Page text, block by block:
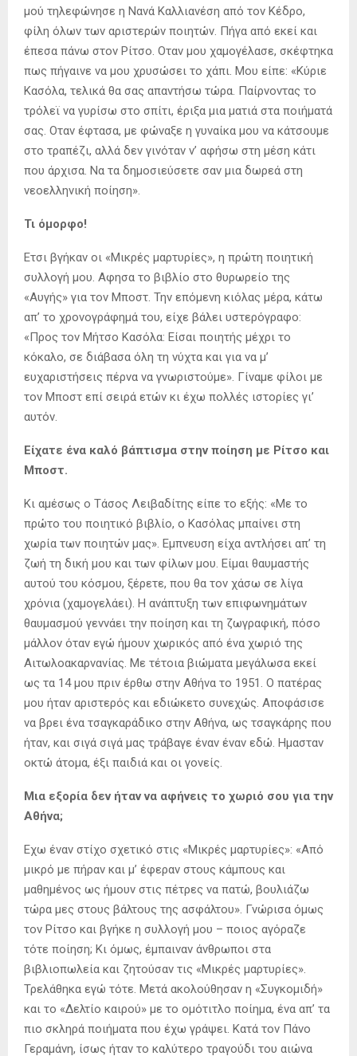
μού τηλεφώνησε η Νανά Καλλιανέση από τον Κέδρο,
φίλη όλων των αριστερών ποιητών. Πήγα από εκεί και
έπεσα πάνω στον Ρίτσο. Οταν μου χαμογέλασε, σκέφτηκα
πως πήγαινε να μου χρυσώσει το χάπι. Μου είπε: «Κύριε
Κασόλα, τελικά θα σας απαντήσω τώρα. Παίρνοντας το
τρόλεϊ να γυρίσω στο σπίτι, έριξα μια ματιά στα ποιήματά
σας. Οταν έφτασα, με φώναξε η γυναίκα μου να κάτσουμε
στο τραπέζι, αλλά δεν γινόταν ν’ αφήσω στη μέση κάτι
που άρχισα. Να τα δημοσιεύσετε σαν μια δωρεά στη
νεοελληνική ποίηση».
Τι όμορφο!
Ετσι βγήκαν οι «Μικρές μαρτυρίες», η πρώτη ποιητική
συλλογή μου. Αφησα το βιβλίο στο θυρωρείο της
«Αυγής» για τον Μποστ. Την επόμενη κιόλας μέρα, κάτω
απ’ το χρονογράφημά του, είχε βάλει υστερόγραφο:
«Προς τον Μήτσο Κασόλα: Είσαι ποιητής μέχρι το
κόκαλο, σε διάβασα όλη τη νύχτα και για να μ’
ευχαριστήσεις πέρνα να γνωριστούμε». Γίναμε φίλοι με
τον Μποστ επί σειρά ετών κι έχω πολλές ιστορίες γι’
αυτόν.
Είχατε ένα καλό βάπτισμα στην ποίηση με Ρίτσο και
Μποστ.
Κι αμέσως ο Τάσος Λειβαδίτης είπε το εξής: «Με το
πρώτο του ποιητικό βιβλίο, ο Κασόλας μπαίνει στη
χωρία των ποιητών μας». Εμπνευση είχα αντλήσει απ’ τη
ζωή τη δική μου και των φίλων μου. Είμαι θαυμαστής
αυτού του κόσμου, ξέρετε, που θα τον χάσω σε λίγα
χρόνια (χαμογελάει). Η ανάπτυξη των επιφωνημάτων
θαυμασμού γεννάει την ποίηση και τη ζωγραφική, πόσο
μάλλον όταν εγώ ήμουν χωρικός από ένα χωριό της
Αιτωλοακαρνανίας. Με τέτοια βιώματα μεγάλωσα εκεί
ως τα 14 μου πριν έρθω στην Αθήνα το 1951. Ο πατέρας
μου ήταν αριστερός και εδιώκετο συνεχώς. Αποφάσισε
να βρει ένα τσαγκαράδικο στην Αθήνα, ως τσαγκάρης που
ήταν, και σιγά σιγά μας τράβαγε έναν έναν εδώ. Ημασταν
οκτώ άτομα, έξι παιδιά και οι γονείς.
Μια εξορία δεν ήταν να αφήνεις το χωριό σου για την
Αθήνα;
Εχω έναν στίχο σχετικό στις «Μικρές μαρτυρίες»: «Από
μικρό με πήραν και μ’ έφεραν στους κάμπους και
μαθημένος ως ήμουν στις πέτρες να πατώ, βουλιάζω
τώρα μες στους βάλτους της ασφάλτου». Γνώρισα όμως
τον Ρίτσο και βγήκε η συλλογή μου – ποιος αγόραζε
τότε ποίηση; Κι όμως, έμπαιναν άνθρωποι στα
βιβλιοπωλεία και ζητούσαν τις «Μικρές μαρτυρίες».
Τρελάθηκα εγώ τότε. Μετά ακολούθησαν η «Συγκομιδή»
και το «Δελτίο καιρού» με το ομότιτλο ποίημα, ένα απ’ τα
πιο σκληρά ποιήματα που έχω γράψει. Κατά τον Πάνο
Γεραμάνη, ίσως ήταν το καλύτερο τραγούδι του αιώνα